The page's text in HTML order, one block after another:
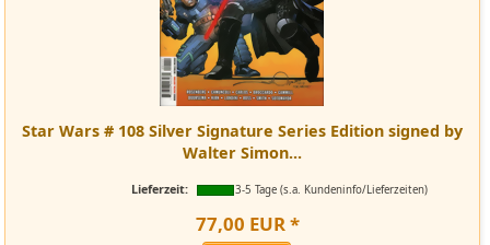
Star Wars # 108 Silver Signature Series Edition signed by
Walter Simon...
Lieferzeit: 3-5 Tage (s.a. Kundeninfo/Lieferzeiten)
77,00 EUR*